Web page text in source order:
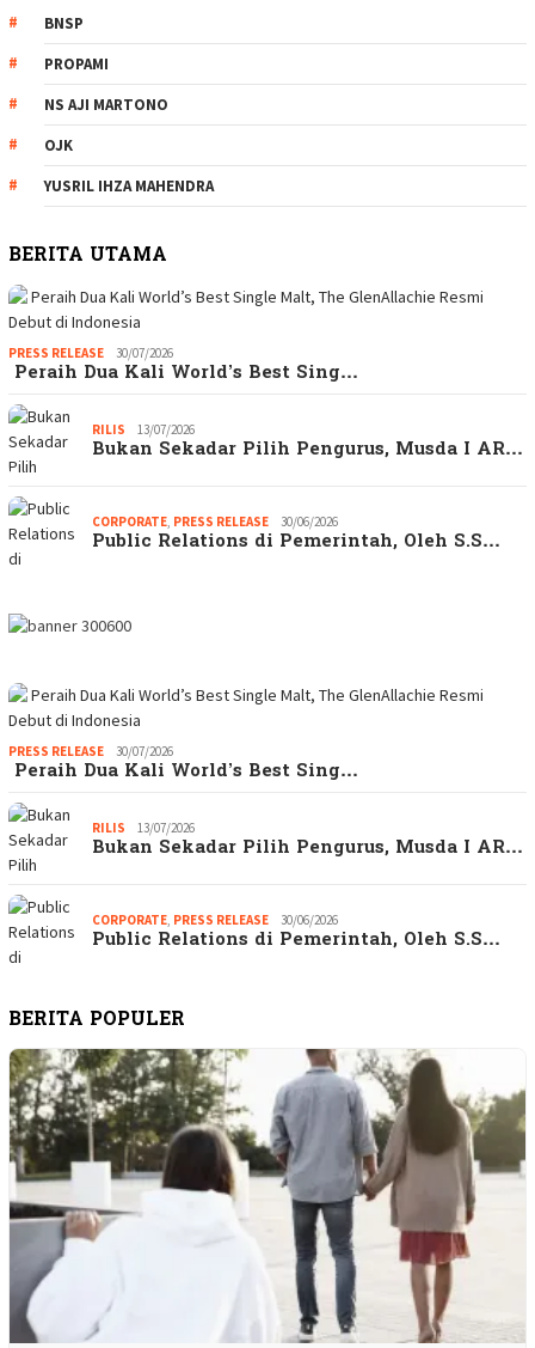
BNSP
PROPAMI
NS AJI MARTONO
OJK
YUSRIL IHZA MAHENDRA
BERITA UTAMA
PRESS RELEASE 30/07/2026
Peraih Dua Kali World’s Best Sing…
RILIS 13/07/2026
Bukan Sekadar Pilih Pengurus, Musda I AR…
CORPORATE, PRESS RELEASE 30/06/2026
Public Relations di Pemerintah, Oleh S.S…
PRESS RELEASE 30/07/2026
Peraih Dua Kali World’s Best Sing…
RILIS 13/07/2026
Bukan Sekadar Pilih Pengurus, Musda I AR…
CORPORATE, PRESS RELEASE 30/06/2026
Public Relations di Pemerintah, Oleh S.S…
BERITA POPULER